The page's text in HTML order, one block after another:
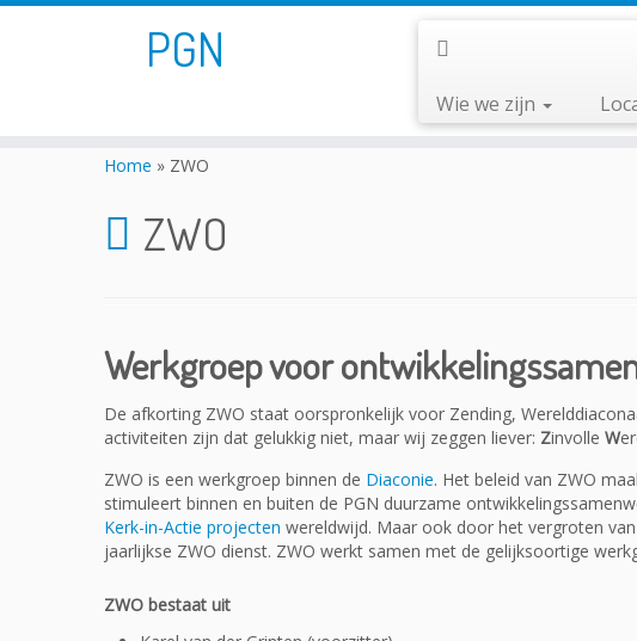
PGN
Wie we zijn
Home » ZWO
ZWO
Werkgroep voor
De afkorting ZWO staat oorspronkelijk voor Zending,
activiteiten zijn dat gelukkig niet, maar wij zeggen liever: Zinvolle W
ZWO is een werkgroep binnen de Diaconie. Het beleid van ZWO
stimuleert binnen en buiten de PGN duurzame
Kerk-in-Actie projecten wereldwijd. Maar ook door het vergroten
jaarlijkse ZWO dienst. ZWO werkt samen met de gelijksoortige
ZWO bestaat uit